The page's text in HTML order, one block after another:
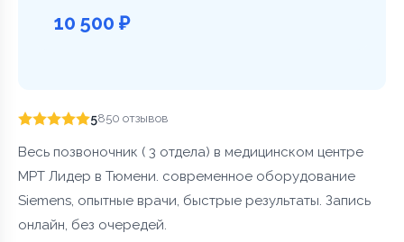
10 500 ₽
5850 отзывов
Весь позвоночник ( 3 отдела) в медицинском центре
МРТ Лидер в Тюмени. современное оборудование
Siemens, опытные врачи, быстрые результаты. Запись
онлайн, без очередей.